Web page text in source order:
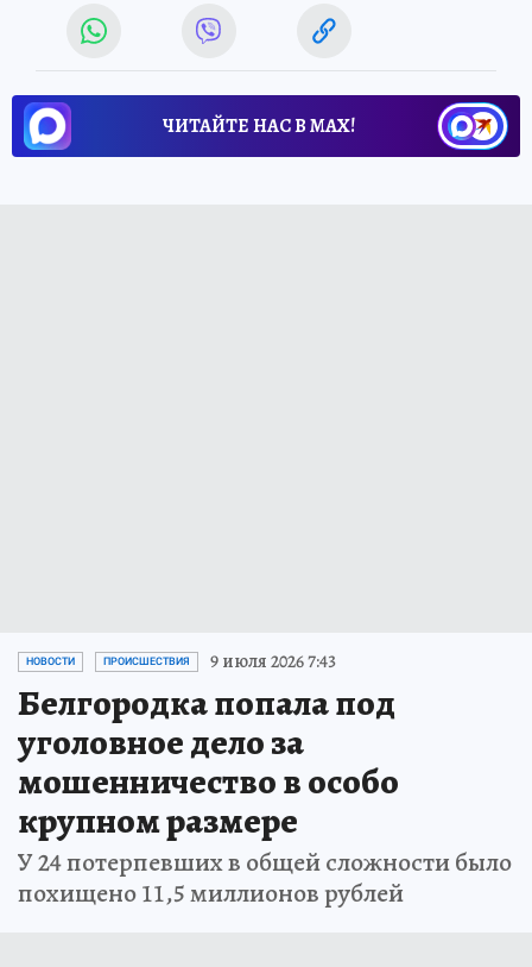
ЧИТАЙТЕ НАС В МАХ!
НОВОСТИ ПРОИСШЕСТВИЯ 9 июля 2026 7:43
Белгородка попала под
уголовное дело за
мошенничество в особо
крупном размере
У 24 потерпевших в общей сложности было
похищено 11,5 миллионов рублей